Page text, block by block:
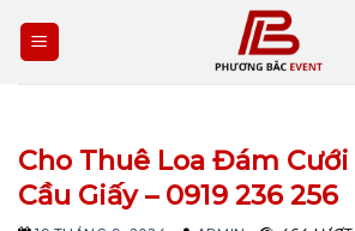
Cho Thuê Loa Đám
Cầu Giấy – 0919 236 256